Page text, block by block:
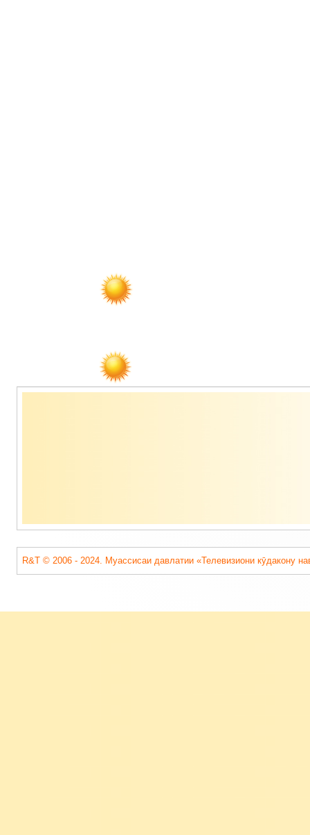
Содержимое
R&T © 2006 - 2024. Муассисаи давлатии «Телевизиони кӯдакону